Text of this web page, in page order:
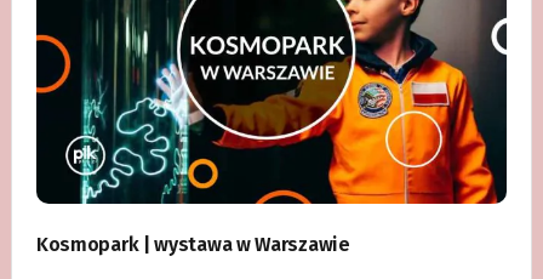
Kosmopark | wystawa w Warszawie